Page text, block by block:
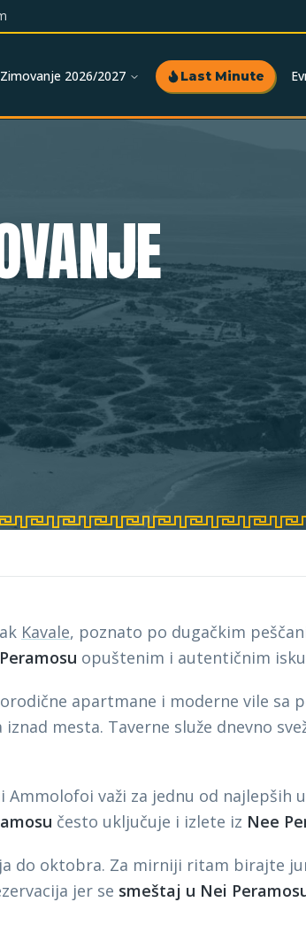
Zimovanje 2026/2027 Last Minute
Kavale, poznato po dugačkim
opuštenim i autentičnim
apartmane i moderne vile sa
mesta. Taverne služe dnevno
važi za jednu od najlepših
često uključuje i izlete iz Nee
do oktobra. Za mirniji ritam birajte
jer se smeštaj u Nei